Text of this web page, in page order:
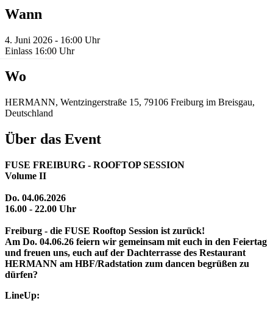
Wann
4. Juni 2026 - 16:00 Uhr
Einlass 16:00 Uhr
Wo
HERMANN, Wentzingerstraße 15, 79106 Freiburg im Breisgau,
Deutschland
Über das Event
FUSE FREIBURG - ROOFTOP SESSION
Volume II
Do. 04.06.2026
16.00 - 22.00 Uhr
Freiburg - die FUSE Rooftop Session ist zurück!
Am Do. 04.06.26 feiern wir gemeinsam mit euch in den Feiertag
und freuen uns, euch auf der Dachterrasse des Restaurant
HERMANN am HBF/Radstation zum dancen begrüßen zu
dürfen?
LineUp: